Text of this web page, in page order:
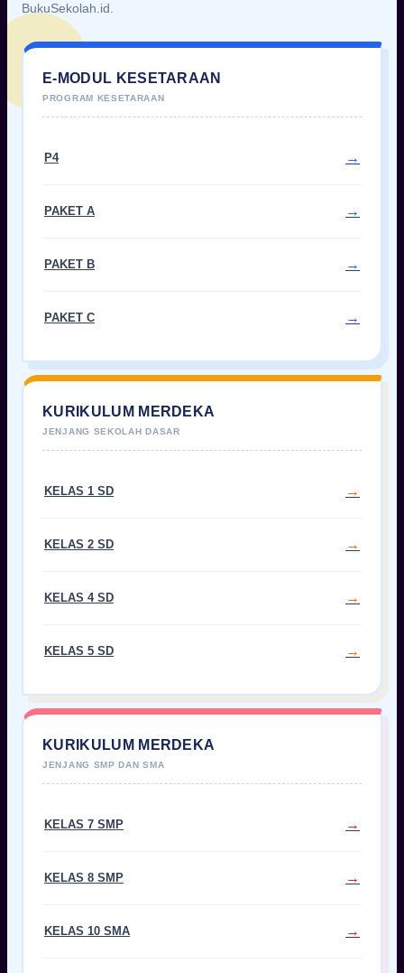
BukuSekolah.id.
E-MODUL KESETARAAN
P4
PAKET A
PAKET B
PAKET C
KURIKULUM MERDEKA
KELAS 1 SD
KELAS 2 SD
KELAS 4 SD
KELAS 5 SD
KURIKULUM MERDEKA
KELAS 7 SMP
KELAS 8 SMP
KELAS 10 SMA